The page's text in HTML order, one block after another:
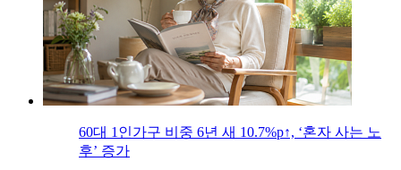
60대 1인가구 비중 6년 새 10.7%p↑, ‘혼자 사는 노
후’ 증가